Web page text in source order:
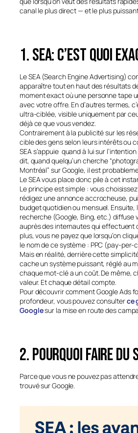
canal le plus direct — et le plus
1. SEA: c’est quoi
Le SEA (Search Engine Advertising)
apparaître tout en haut des résultats
moment exact où une personne tape
avec votre offre. En d’autres termes,
ultra-ciblée, visible uniquement par
déjà ce que vous vendez.
Contrairement à la publicité sur les
cible des gens selon leurs intérêts ou
SEA s’appuie quand à lui sur
dit, quand quelqu’un cherche
Montréal” sur Google, il est
Le SEA vous place donc pile à cet
Le principe est simple : vous
rédigez une annonce accrocheuse,
budget quotidien ou mensuel. Ensuite,
recherche (Google, Bing, etc.) diffuse
auprès des internautes qui effectuent
plus, vous ne payez que lorsqu’on
le nom de ce système : PPC (pay-per-
Mais en réalité, derrière cette
cache un système puissant, réglé au
chaque mot-clé a un coût. De même,
valeur. Et chaque détail compte.
Pour découvrir comment Google Ads
profondeur, vous pouvez consulterce
Googlesur la mise en route des
2. Pourquoi faire du
Parce que vous ne pouvez pas
trouvé sur Google.